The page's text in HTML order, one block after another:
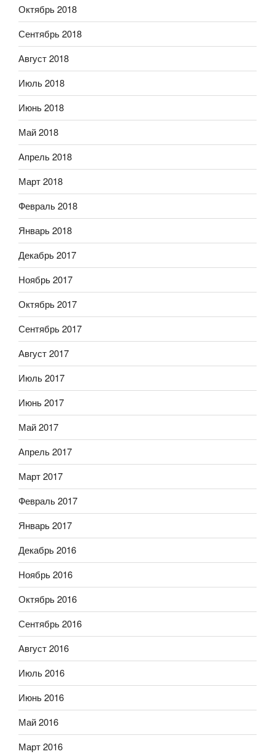
Октябрь 2018
Сентябрь 2018
Август 2018
Июль 2018
Июнь 2018
Май 2018
Апрель 2018
Март 2018
Февраль 2018
Январь 2018
Декабрь 2017
Ноябрь 2017
Октябрь 2017
Сентябрь 2017
Август 2017
Июль 2017
Июнь 2017
Май 2017
Апрель 2017
Март 2017
Февраль 2017
Январь 2017
Декабрь 2016
Ноябрь 2016
Октябрь 2016
Сентябрь 2016
Август 2016
Июль 2016
Июнь 2016
Май 2016
Март 2016